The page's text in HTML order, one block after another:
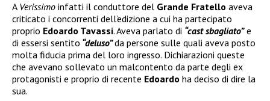
A Verissimo infatti il conduttore del Grande Fratello aveva
criticato i concorrenti dell’edizione a cui ha partecipato
proprio Edoardo Tavassi. Aveva parlato di “cast sbagliato”e
di essersi sentito “deluso”da persone sulle quali aveva posto
molta fiducia prima del loro ingresso. Dichiarazioni queste
che avevano sollevato un malcontento da parte degli ex
protagonisti e proprio di recente Edoardo ha deciso di dire la
sua.